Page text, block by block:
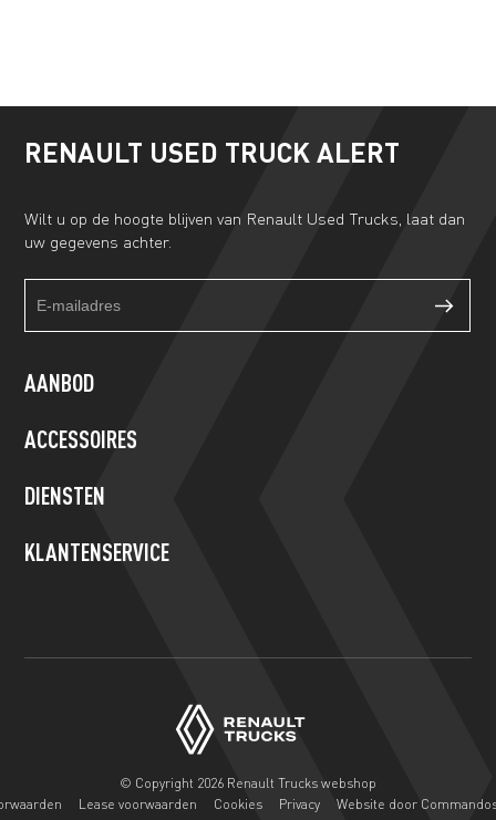
RENAULT USED TRUCK ALERT
Wilt u op de hoogte blijven van Renault Used Trucks, laat dan
uw gegevens achter.
footer
human,
leave
field
AANBOD
ACCESSOIRES
DIENSTEN
KLANTENSERVICE
© Copyright 2026 Renault Trucks webshop
Lease voorwaarden Cookies Privacy Website door